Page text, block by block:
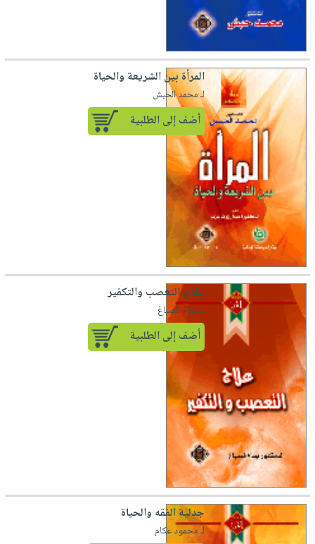
المرأة بين الشريعة والحياة
لـ محمد الحبش
أضف إلى الطلبية
علاج التعصب والتكفير
لـ بسام الصباغ
أضف إلى الطلبية
جدلية الفقه والحياة
لـ محمود عكام